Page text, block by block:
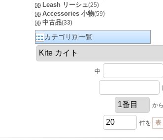
Leash リーシュ(25)
Accessories 小物(59)
中古品(33)
カテゴリ別一覧
中
から
件を